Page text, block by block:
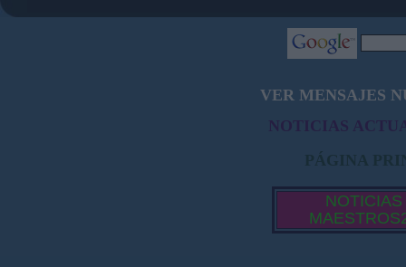
VER MENSAJES
NOTICIAS
PÁGINA
NOTICIAS